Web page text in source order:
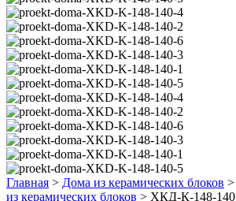
Главная > Дома из керамических блоков >
из керамических блоков > ХКД-К-148-140